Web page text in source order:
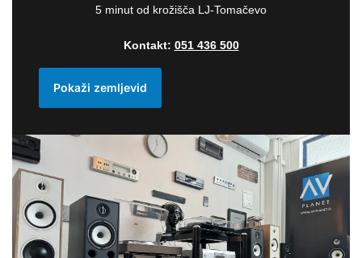
5 minut od krožišča LJ-Tomačevo
Kontakt: 051 436 500
Pokaži zemljevid